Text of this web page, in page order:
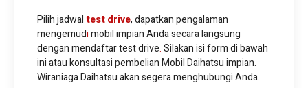
Pilih jadwal test drive, dapatkan pengalaman
mengemudimobil impian Anda secara langsung
dengan mendaftar test drive.Silakan isi form di bawah
ini atau konsultasi pembelian Mobil Daihatsu impian.
Wiraniaga Daihatsu akan segera menghubungi Anda.